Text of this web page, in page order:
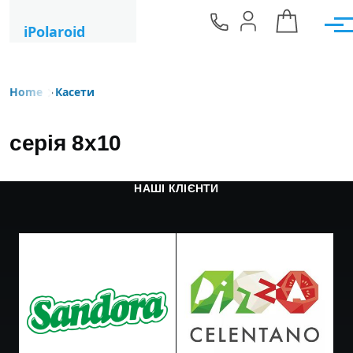
iPolaroid
Breadcrumb
Home Касети
серія 8x10
НАШІ КЛІЄНТИ